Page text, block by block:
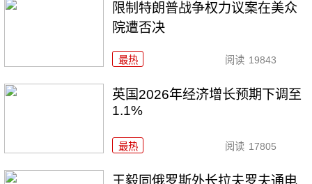
限制特朗普战争权力议案在美众
院遭否决
最热 阅读 19843
英国2026年经济增长预期下调至
1.1%
最热 阅读 17805
王毅同俄罗斯外长拉夫罗夫通电